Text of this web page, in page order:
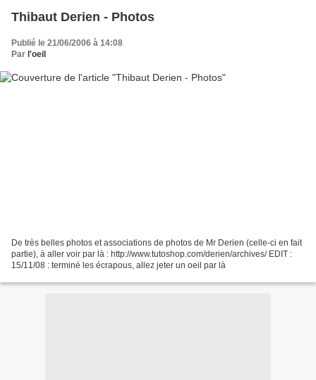
Thibaut Derien - Photos
Publié le 21/06/2006 à 14:08
Par l'oeil
De très belles photos et associations de photos de Mr Derien (celle-ci en fait
partie), à aller voir par là : http://www.tutoshop.com/derien/archives/ EDIT :
15/11/08 : terminé les écrapous, allez jeter un oeil par là